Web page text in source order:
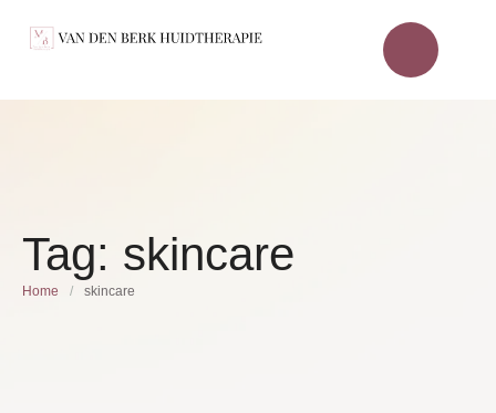
Tag: skincare
Home / skincare